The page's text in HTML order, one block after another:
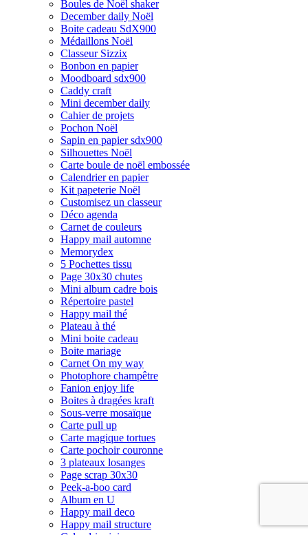
Boules de Noël shaker
December daily Noël
Boite cadeau SdX900
Médaillons Noël
Classeur Sizzix
Bonbon en papier
Moodboard sdx900
Caddy craft
Mini december daily
Cahier de projets
Pochon Noël
Sapin en papier sdx900
Silhouettes Noël
Carte boule de noël embossée
Calendrier en papier
Kit papeterie Noël
Customisez un classeur
Déco agenda
Carnet de couleurs
Happy mail automne
Memorydex
5 Pochettes tissu
Page 30x30 chutes
Mini album cadre bois
Répertoire pastel
Happy mail thé
Plateau à thé
Mini boite cadeau
Boite mariage
Carnet On my way
Photophore champêtre
Fanion enjoy life
Boites à dragées kraft
Sous-verre mosaïque
Carte pull up
Carte magique tortues
Carte pochoir couronne
3 plateaux losanges
Page scrap 30x30
Peek-a-boo card
Album en U
Happy mail deco
Happy mail structure